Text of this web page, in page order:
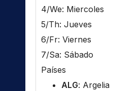
4/We: Miercoles
5/Th: Jueves
6/Fr: Viernes
7/Sa: Sábado
Países
ALG: Argelia